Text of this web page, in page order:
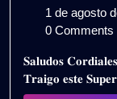
1 de agosto
0 Comments
𝐒𝐚𝐥𝐮𝐝𝐨𝐬
𝐓𝐫𝐚𝐢𝐠𝐨 𝐞𝐬𝐭𝐞